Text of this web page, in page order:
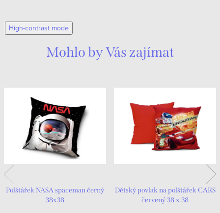
High-contrast mode
Mohlo by Vás zajímat
Polštářek NASA spaceman černý
38x38
Dětský povlak na polštářek CARS
červený 38 x 38